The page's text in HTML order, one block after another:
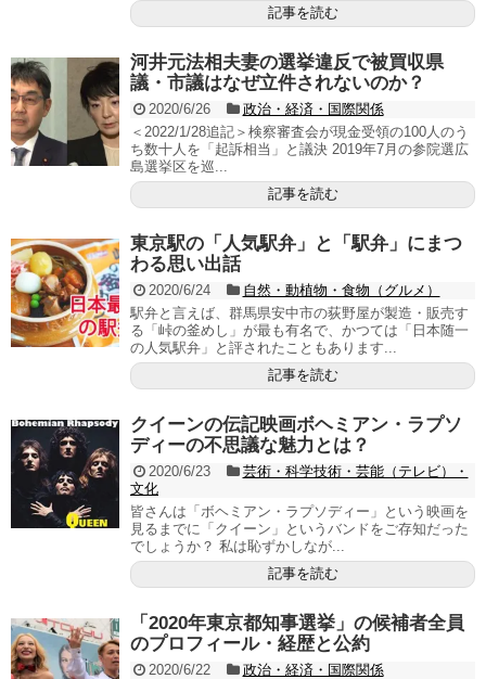
記事を読む
河井元法相夫妻の選挙違反で被買収県
議・市議はなぜ立件されないのか？
2020/6/26
政治・経済・国際関係
＜2022/1/28追記＞検察審査会が現金受領の100人のう
ち数十人を「起訴相当」と議決 2019年7月の参院選広
島選挙区を巡...
記事を読む
東京駅の「人気駅弁」と「駅弁」にまつ
わる思い出話
2020/6/24
自然・動植物・食物（グルメ）
駅弁と言えば、群馬県安中市の荻野屋が製造・販売す
る「峠の釜めし」が最も有名で、かつては「日本随一
の人気駅弁」と評されたこともあります...
記事を読む
クイーンの伝記映画ボヘミアン・ラプソ
ディーの不思議な魅力とは？
2020/6/23
芸術・科学技術・芸能（テレビ）・
文化
皆さんは「ボヘミアン・ラプソディー」という映画を
見るまでに「クイーン」というバンドをご存知だった
でしょうか？ 私は恥ずかしなが...
記事を読む
「2020年東京都知事選挙」の候補者全員
のプロフィール・経歴と公約
2020/6/22
政治・経済・国際関係